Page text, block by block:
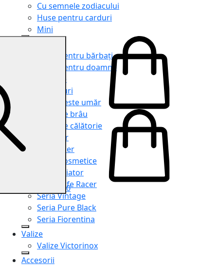
Cu semnele zodiacului
Huse pentru carduri
Mini
Genți pentru bărbați
Genți pentru doamne
Serviete
Rucsacuri
Genți peste umăr
Genți de brâu
Genți de călătorie
Shopper
Organiser
Truse cosmetice
Seria Aviator
Seria Cafe Racer
Seria Vintage
Seria Pure Black
Seria Fiorentina
Valize
Valize Victorinox
Accesorii
0